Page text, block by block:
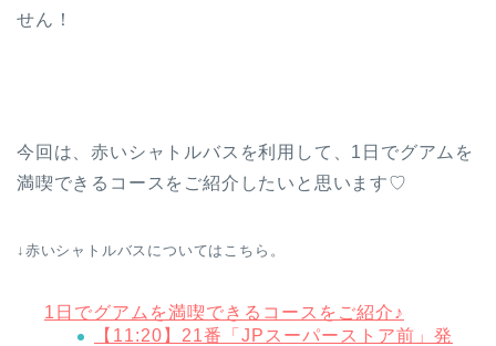
せん！
今回は、赤いシャトルバスを利用して、1日でグアムを
満喫できるコースをご紹介したいと思います♡
↓赤いシャトルバスについてはこちら。
1日でグアムを満喫できるコースをご紹介♪
【11:20】21番「JPスーパーストア前」発